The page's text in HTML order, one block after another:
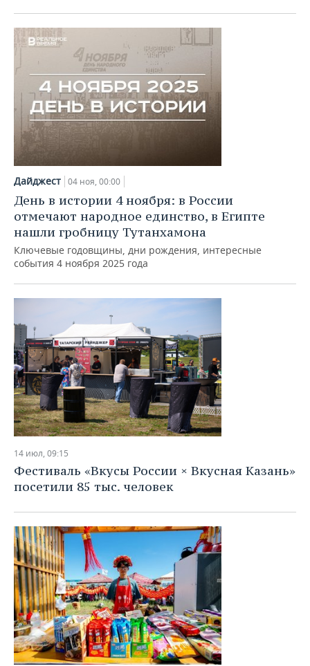
Дайджест 04 ноя, 00:00
День в истории 4 ноября: в России
отмечают народное единство, в Египте
нашли гробницу Тутанхамона
Ключевые годовщины, дни рождения, интересные
события 4 ноября 2025 года
14 июл, 09:15
Фестиваль «Вкусы России × Вкусная Казань»
посетили 85 тыс. человек